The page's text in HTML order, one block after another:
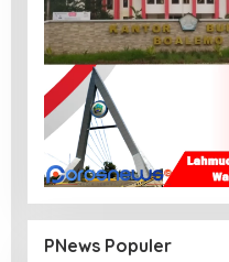
PNews Populer